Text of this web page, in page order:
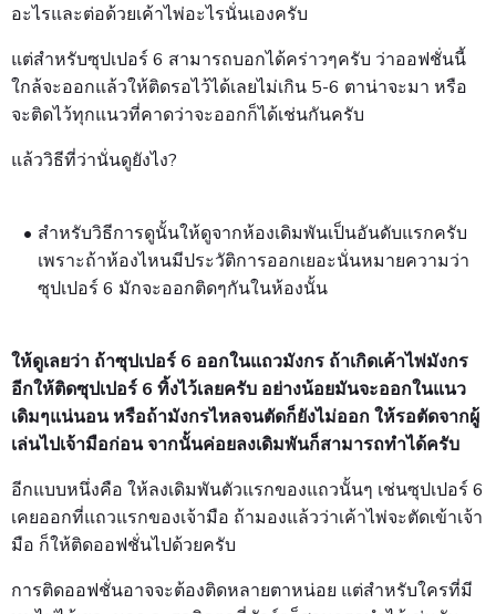
อะไรและต่อด้วยเค้าไพ่อะไรนั่นเองครับ
แต่สำหรับซุปเปอร์ 6 สามารถบอกได้คร่าวๆครับ ว่าออฟชั่นนี้
ใกล้จะออกแล้วให้ติดรอไว้ได้เลยไม่เกิน 5-6 ตาน่าจะมา หรือ
จะติดไว้ทุกแนวที่คาดว่าจะออกก็ได้เช่นกันครับ
แล้ววิธีที่ว่านั่นดูยังไง?
สำหรับวิธีการดูนั้นให้ดูจากห้องเดิมพันเป็นอันดับแรกครับ
เพราะถ้าห้องไหนมีประวัติการออกเยอะนั่นหมายความว่า
ซุปเปอร์ 6 มักจะออกติดๆกันในห้องนั้น
ให้ดูเลยว่า ถ้าซุปเปอร์ 6 ออกในแถวมังกร ถ้าเกิดเค้าไพ่มังกร
อีกให้ติดซุปเปอร์ 6 ทิ้งไว้เลยครับ อย่างน้อยมันจะออกในแนว
เดิมๆแน่นอน หรือถ้ามังกรไหลจนตัดก็ยังไม่ออก ให้รอตัดจากผู้
เล่นไปเจ้ามือก่อน จากนั้นค่อยลงเดิมพันก็สามารถทำได้ครับ
อีกแบบหนึ่งคือ ให้ลงเดิมพันตัวแรกของแถวนั้นๆ เช่นซุปเปอร์ 6
เคยออกที่แถวแรกของเจ้ามือ ถ้ามองแล้วว่าเค้าไพ่จะตัดเข้าเจ้า
มือ ก็ให้ติดออฟชั่นไปด้วยครับ
การติดออฟชั่นอาจจะต้องติดหลายตาหน่อย แต่สำหรับใครที่มี